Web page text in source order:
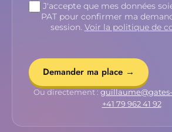
J'accepte que mes données
PAT pour confirmer ma
session. Voir la politique de
Demander ma place →
Ou directement :
+41 79 962 41 92